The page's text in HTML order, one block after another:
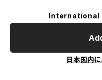
International
日本国内